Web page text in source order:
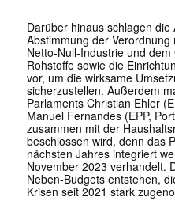
Darüber hinaus schlagen
Abstimmung der
Netto-Null-Industrie und
Rohstoffe sowie die
vor, um die wirksame
sicherzustellen. Außerdem
Parlaments Christian Ehler
Manuel Fernandes (EPP,
zusammen mit der
beschlossen wird, denn das
nächsten Jahres integriert
November 2023 verhandelt.
Neben-Budgets entstehen,
Krisen seit 2021 stark